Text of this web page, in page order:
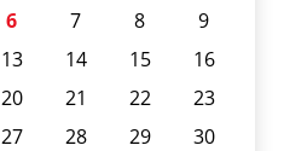
6 7 8
9
13 14 15
16
20 21 22
23
27 28 29
30